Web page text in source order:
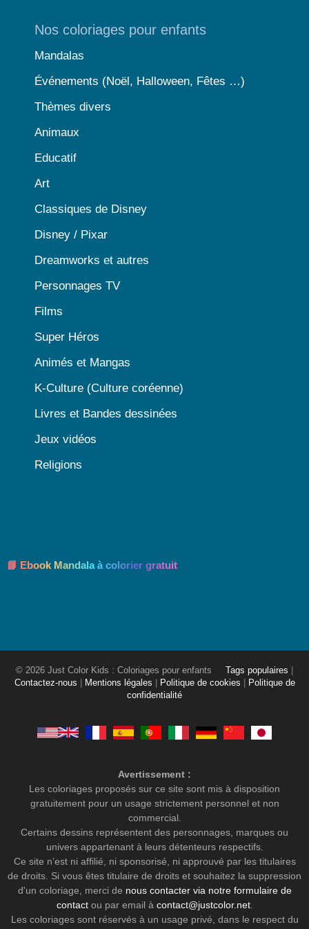
Nos coloriages pour enfants
Mandalas
Événements (Noël, Halloween, Fêtes …)
Thèmes divers
Animaux
Educatif
Art
Classiques de Disney
Disney / Pixar
Dreamworks et autres
Personnages TV
Films
Super Héros
Animés et Mangas
K-Culture (Culture coréenne)
Livres et Bandes dessinées
Jeux vidéos
Religions
📘 Ebook Mandala à colorier gratuit
© 2026 Just Color Kids : Coloriages pour enfants Tags populaires
Contactez-nous
Mentions légales Politique de cookies
Politique de
confidentialité
Avertissement :
Les coloriages proposés sur ce site sont mis à disposition
gratuitement pour un usage strictement personnel et non
commercial.
Certains dessins représentent des personnages, marques ou
univers appartenant à leurs détenteurs respectifs.
Ce site n’est ni affilié, ni sponsorisé, ni approuvé par les titulaires
de droits. Si vous êtes titulaire de droits et souhaitez la suppression
d'un coloriage, merci de nous contacter via notre formulaire de
contactou par email à contact@justcolor.net.
Les coloriages sont réservés à un usage privé, dans le respect du